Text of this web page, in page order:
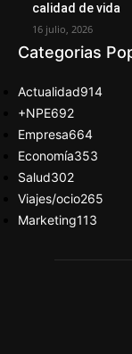
calidad de vida
16 julio, 2026
Categorias
Actualidad914
+NPE692
Empresa664
Economía353
Salud302
Viajes/ocio265
Marketing113